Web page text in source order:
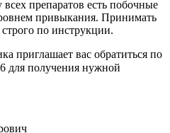
препаратов есть побочные
привыкания. Принимать
по инструкции.
приглашает вас обратиться по
для получения нужной